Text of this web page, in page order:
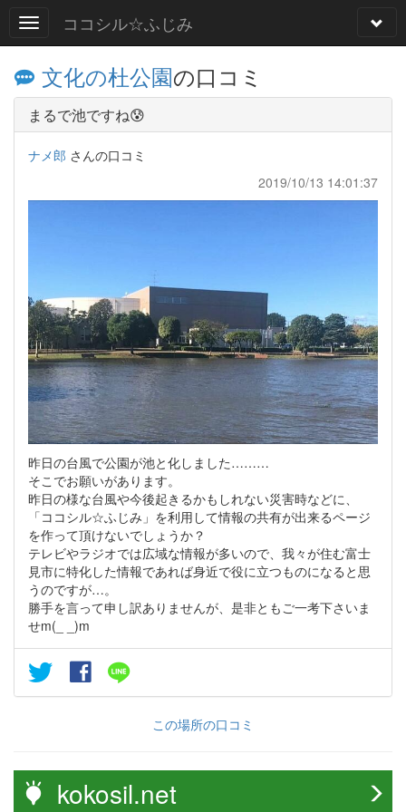
ココシル☆ふじみ
文化の杜公園の口コミ
まるで池ですね😰
ナメ郎 さんの口コミ
2019/10/13 14:01:37
昨日の台風で公園が池と化しました………
そこでお願いがあります。
昨日の様な台風や今後起きるかもしれない災害時などに、
「ココシル☆ふじみ」を利用して情報の共有が出来るページ
を作って頂けないでしょうか？
テレビやラジオでは広域な情報が多いので、我々が住む富士
見市に特化した情報であれば身近で役に立つものになると思
うのですが…。
勝手を言って申し訳ありませんが、是非ともご一考下さいま
せm(_ _)m
この場所の口コミ
kokosil.net